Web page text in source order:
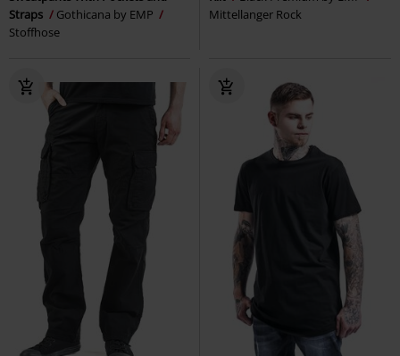
Straps
Gothicana by EMP
Stoffhose
Mittellanger Rock